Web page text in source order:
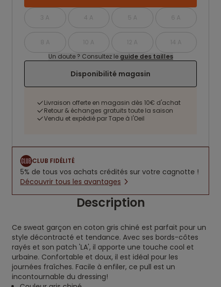
3 A 4 A 5 A 6 A
8 A 10 A 12 A
14 A
Un doute ? Consultez le guide des tailles
Disponibilité magasin
Livraison offerte en magasin dès 10€ d'achat
Retour & échanges gratuits toute la saison
Vendu et expédié par Tape à l'Oeil
CLUB FIDÉLITÉ
5% de tous vos achats crédités sur votre cagnotte !
Découvrir tous les avantages
Description
Ce sweat garçon en coton gris chiné est parfait pour un
style décontracté et tendance. Avec ses bords-côtes
rayés et son patch 'LA', il apporte une touche cool et
urbaine. Confortable et doux, il est idéal pour les
journées fraîches. Facile à enfiler, ce pull est un
incontournable du dressing!